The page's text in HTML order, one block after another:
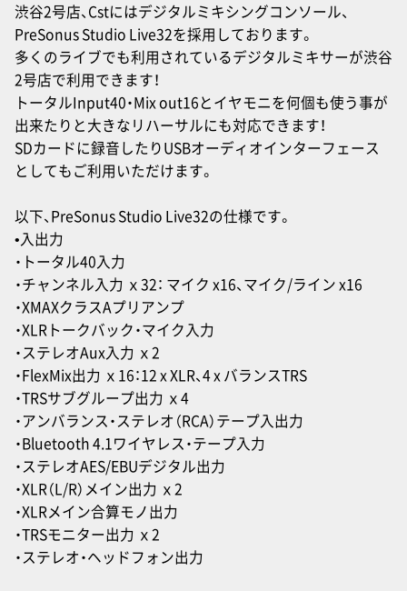
渋谷2号店、Cstにはデジタルミキシングコンソール、
PreSonus Studio Live32を採用しております。
多くのライブでも利用されているデジタルミキサーが渋谷
2号店で利用できます！
トータルInput40・Mix out16とイヤモニを何個も使う事が
出来たりと大きなリハーサルにも対応できます！
SDカードに録音したりUSBオーディオインターフェース
としてもご利用いただけます。
以下、PreSonus Studio Live32の仕様です。
•入出力
・トータル40入力
・チャンネル入力 ｘ32： マイク x16、マイク/ライン x16
・XMAXクラスAプリアンプ
・XLRトークバック・マイク入力
・ステレオAux入力 ｘ2
・FlexMix出力 ｘ16：12 x XLR、4 x バランスTRS
・TRSサブグループ出力 ｘ4
・アンバランス・ステレオ（RCA）テープ入出力
・Bluetooth 4.1ワイヤレス・テープ入力
・ステレオAES/EBUデジタル出力
・XLR（L/R）メイン出力 ｘ2
・XLRメイン合算モノ出力
・TRSモニター出力 ｘ2
・ステレオ・ヘッドフォン出力